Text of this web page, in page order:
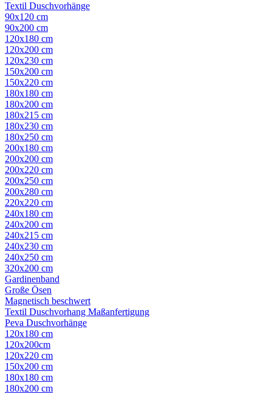
Textil Duschvorhänge
90x120 cm
90x200 cm
120x180 cm
120x200 cm
120x230 cm
150x200 cm
150x220 cm
180x180 cm
180x200 cm
180x215 cm
180x230 cm
180x250 cm
200x180 cm
200x200 cm
200x220 cm
200x250 cm
200x280 cm
220x220 cm
240x180 cm
240x200 cm
240x215 cm
240x230 cm
240x250 cm
320x200 cm
Gardinenband
Große Ösen
Magnetisch beschwert
Textil Duschvorhang Maßanfertigung
Peva Duschvorhänge
120x180 cm
120x200cm
120x220 cm
150x200 cm
180x180 cm
180x200 cm